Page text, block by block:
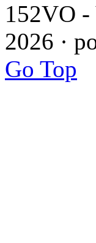
152VO
2026 ·
Go Top